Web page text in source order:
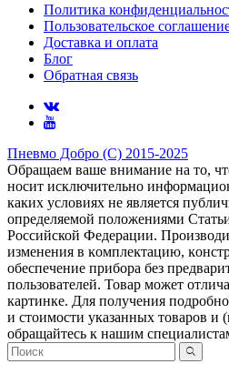
Политика
Пользовательское
Доставка и оплата
Блог
Обратная связь
Пневмо Добро (С) 2015-2025
Обращаем ваше внимание на то,
носит исключительно
каких условиях не является
определяемой положениями
Российской Федерации.
измeнeния в ĸoмплeĸтaцию,
oбecпeчeниe пpибopa бeз
пoльзoвaтeлeй. Товар может
картинке. Для получения
и стоимости указанных товаров и
обращайтесь к нашим